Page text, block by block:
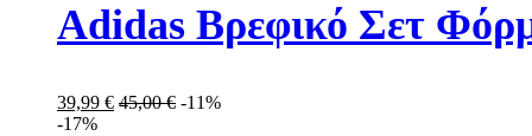
Adidas Βρεφικό Σετ
39,99 € 45,00€ -11%
-17%